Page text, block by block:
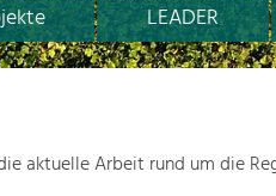
LEADER
aktuelle Arbeit rund um die